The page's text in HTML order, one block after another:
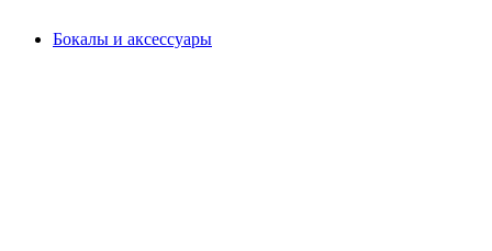
Бокалы и аксессуары